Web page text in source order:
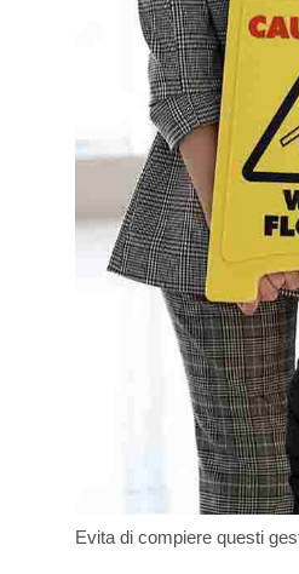
Evita di compiere questi